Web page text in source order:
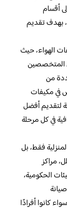
أقسام
بهدف تقديم
الهواء، حيث
المتخصصين
من
في مكيفات
لتقديم أفضل
في كل مرحلة
فقط، بل
مراكز
الحكومية،
كانوا أفرادًا